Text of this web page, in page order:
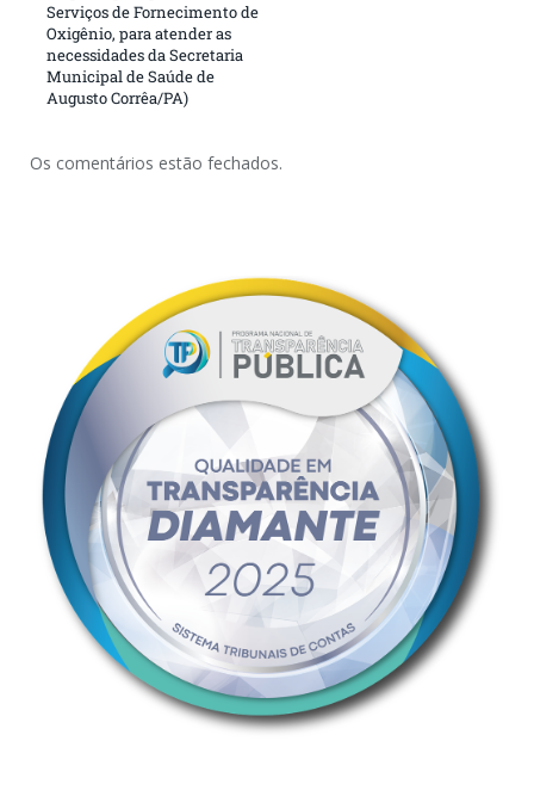
Serviços de Fornecimento de
Oxigênio, para atender as
necessidades da Secretaria
Municipal de Saúde de
Augusto Corrêa/PA)
Os comentários estão fechados.